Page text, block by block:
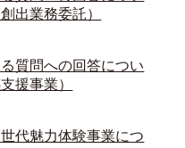
出業務委託）
質問への回答につい
援事業）
代魅力体験事業につ